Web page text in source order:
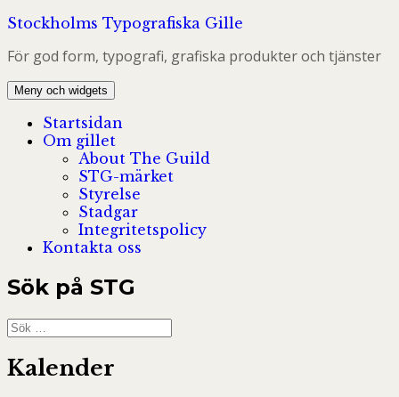
Hoppa
innehåll
Stockholms Typografiska Gille
För god form, typografi, grafiska produkter och tjänster
Meny och widgets
Startsidan
Om gillet
About The Guild
STG-märket
Styrelse
Stadgar
Integritetspolicy
Kontakta oss
Sök på STG
Sök
efter:
Kalender